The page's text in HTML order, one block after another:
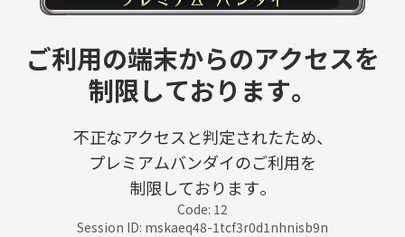
ご利用の端末からのアクセスを
制限しております。
不正なアクセスと判定されたため、
プレミアムバンダイのご利用を
制限しております。
Code: 12
Session ID: mskaeq48-1tcf3r0d1nhnisb9n